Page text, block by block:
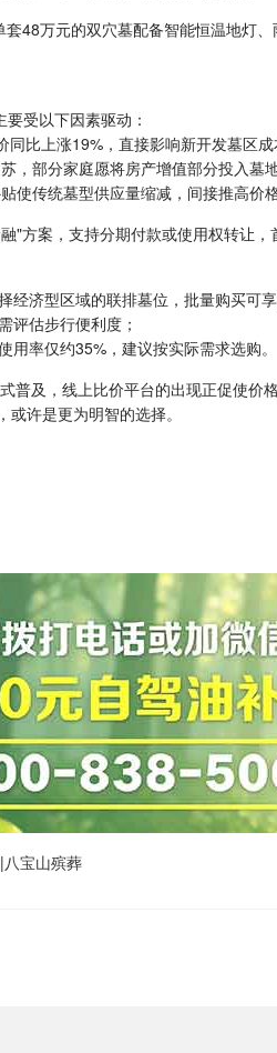
48万元的双穴墓配备智能恒温地灯
受以下因素驱动：
比上涨19%，直接影响新开发墓区成
，部分家庭愿将房产增值部分投入墓
使传统墓型供应量缩减，间接推高价格
"方案，支持分期付款或使用权转让，
济型区域的联排墓位，批量购买可享
评估步行便利度；
率仅约35%，建议按实际需求选购。
普及，线上比价平台的出现正促使
许是更为明智的选择。
|八宝山殡葬